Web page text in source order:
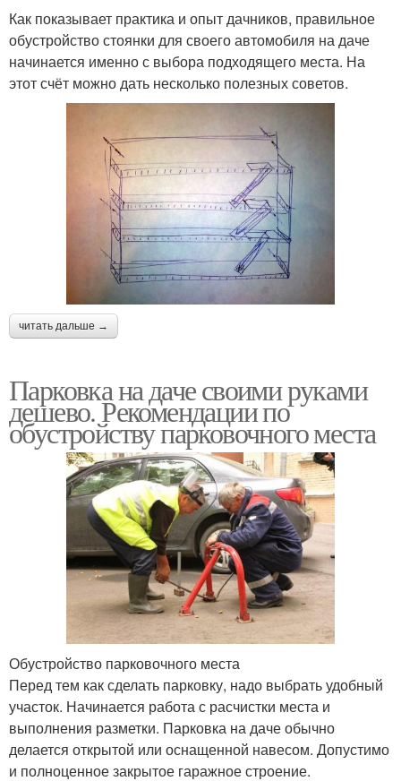
Как показывает практика и опыт дачников, правильное
обустройство стоянки для своего автомобиля на даче
начинается именно с выбора подходящего места. На
этот счёт можно дать несколько полезных советов.
читать дальше →
Парковка на даче своими руками
дешево. Рекомендации по
обустройству парковочного места
Обустройство парковочного места
Перед тем как сделать парковку, надо выбрать удобный
участок. Начинается работа с расчистки места и
выполнения разметки. Парковка на даче обычно
делается открытой или оснащенной навесом. Допустимо
и полноценное закрытое гаражное строение.